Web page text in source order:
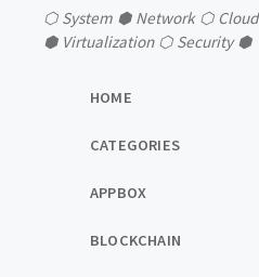
⬡ System ⬢ Network ⬡ Cloud
⬢ Virtualization ⬡ Security ⬢
HOME
CATEGORIES
APPBOX
BLOCKCHAIN